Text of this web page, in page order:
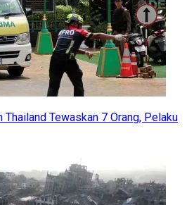
Thailand Tewaskan 7 Orang, Pelaku